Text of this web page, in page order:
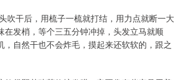
干后，用梳子一梳就打结，用力点就断一大
发梢，等个三五分钟冲掉，头发立马就顺
自然干也不会炸毛，摸起来还软软的，跟之